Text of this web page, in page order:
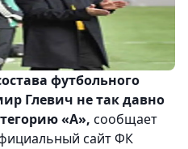
футбольного
Глевич не так давно
«А», сообщает
сайт ФК